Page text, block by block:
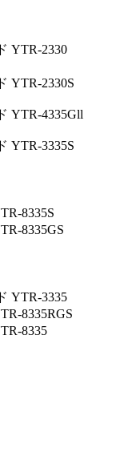
YTR-2330
YTR-2330S
YTR-4335Gll
YTR-3335S
8335S
8335GS
YTR-3335
8335RGS
8335